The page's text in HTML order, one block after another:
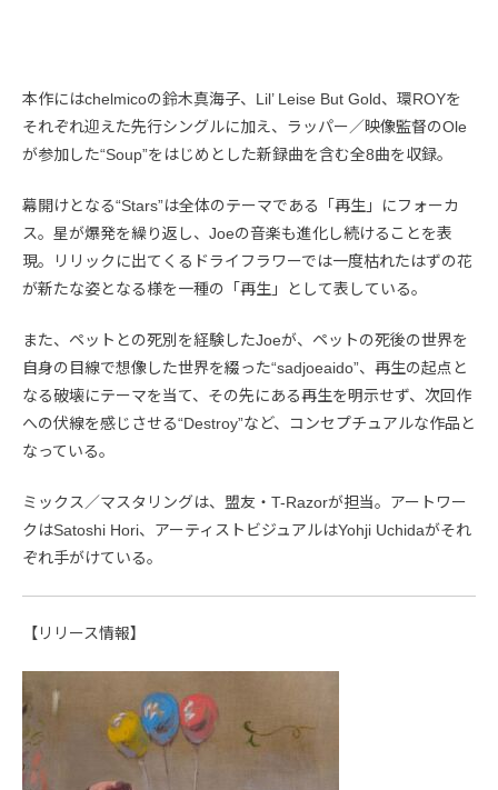
本作にはchelmicoの鈴木真海子、Lil’ Leise But Gold、環ROYを
それぞれ迎えた先行シングルに加え、ラッパー／映像監督のOle
が参加した“Soup”をはじめとした新録曲を含む全8曲を収録。
幕開けとなる“Stars”は全体のテーマである「再生」にフォーカ
ス。星が爆発を繰り返し、Joeの音楽も進化し続けることを表
現。リリックに出てくるドライフラワーでは一度枯れたはずの花
が新たな姿となる様を一種の「再生」として表している。
また、ペットとの死別を経験したJoeが、ペットの死後の世界を
自身の目線で想像した世界を綴った“sadjoeaido”、再生の起点と
なる破壊にテーマを当て、その先にある再生を明示せず、次回作
への伏線を感じさせる“Destroy”など、コンセプチュアルな作品と
なっている。
ミックス／マスタリングは、盟友・T-Razorが担当。アートワー
クはSatoshi Hori、アーティストビジュアルはYohji Uchidaがそれ
ぞれ手がけている。
【リリース情報】